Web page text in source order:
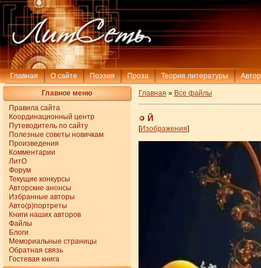
Главная О сайте Поэзия Проза Теория литературы
Главное меню
Правила сайта
Координационный центр
Путеводитель по сайту
Полезные советы новичкам
Произведения
Комментарии
ЛитО
Форум
Текущие конкурсы
Авторские анонсы
Избранные авторы
Авто(р)портреты
Книги наших авторов
Файлы
Блоги
Мемориальные страницы
Обратная связь
Гостевая книга
Главная » Все файлы
Й
[Изображения]